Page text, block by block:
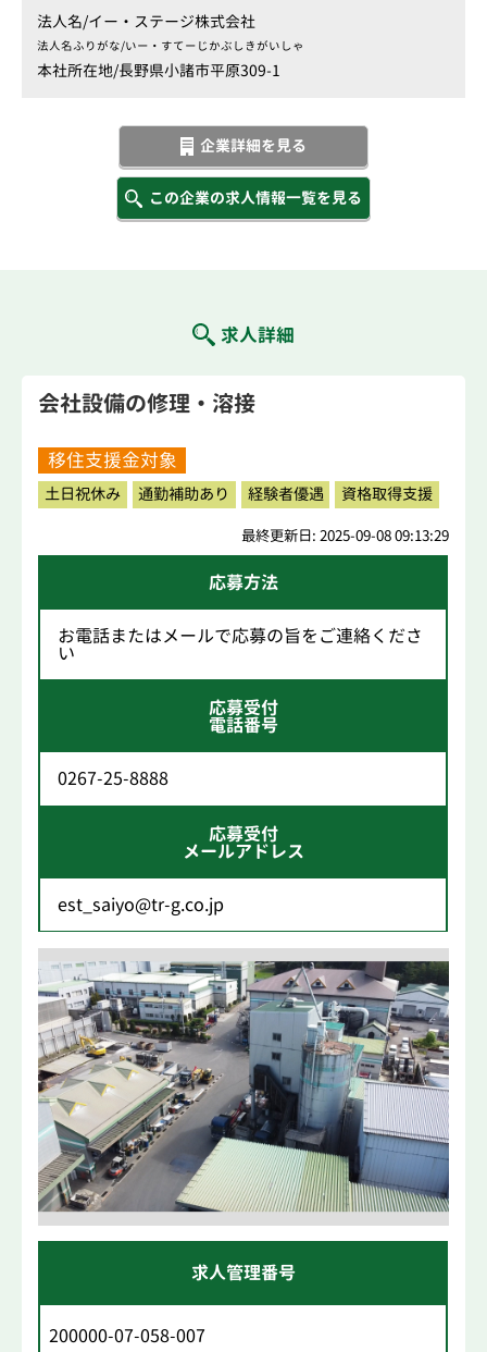
法人名/イー・ステージ株式会社
法人名ふりがな/いー・すてーじかぶしきがいしゃ
本社所在地/長野県小諸市平原309-1
企業詳細を見る
この企業の求人情報一覧を見る
求人詳細
会社設備の修理・溶接
移住支援金対象
土日祝休み 通勤補助あり 経験者優遇 資格取得支援
最終更新日: 2025-09-08 09:13:29
応募方法
お電話またはメールで応募の旨をご連絡くださ
い
応募受付
電話番号
0267-25-8888
応募受付
メールアドレス
est_saiyo@tr-g.co.jp
求人管理番号
200000-07-058-007